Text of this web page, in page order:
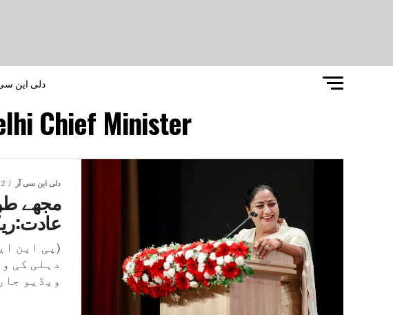
دلی این
Chief Minister"
دلی این سی آر ago
مجھے
(پی این
دہلی کی
ویڈیو